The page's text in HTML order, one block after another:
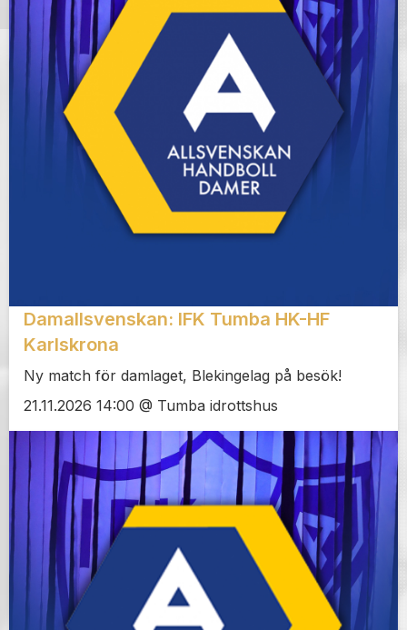
Damallsvenskan: IFK Tumba HK-HF
Karlskrona
Ny match för damlaget, Blekingelag på besök!
21.11.2026 14:00 @ Tumba idrottshus